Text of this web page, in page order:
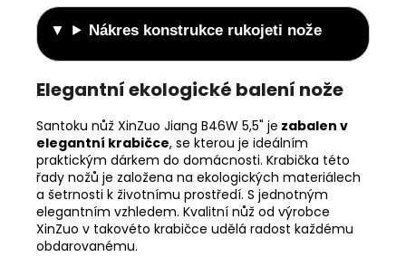
Nákres konstrukce rukojeti nože
Elegantní ekologické balení nože
Santoku nůž XinZuo Jiang B46W 5,5" je zabalen v
elegantní krabičce, se kterou je ideálním
praktickým dárkem do domácnosti. Krabička této
řady nožů je založena na ekologických materiálech
a šetrnosti k životnímu prostředí. S jednotným
elegantním vzhledem. Kvalitní nůž od výrobce
XinZuo v takovéto krabičce udělá radost každému
obdarovanému.